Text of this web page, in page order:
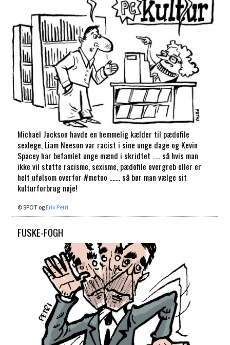
Michael Jackson havde en hemmelig kælder til pædofile
sexlege, Liam Neeson var racist i sine unge dage og Kevin
Spacey har befamlet unge mænd i skridtet ….. så hvis man
ikke vil støtte racisme, sexisme, pædofile overgreb eller er
helt ufølsom overfor #metoo ……. så bør man vælge sit
kulturforbrug nøje!
© SPOT og Erik Petri
FUSKE-FOGH